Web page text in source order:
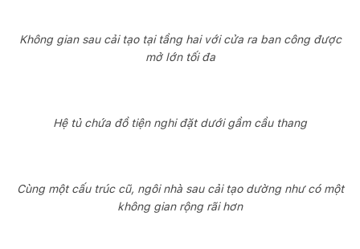
Không gian sau cải tạo tại tầng hai với cửa ra ban công được
mở lớn tối đa
Hệ tủ chứa đồ tiện nghi đặt dưới gầm cầu thang
Cùng một cấu trúc cũ, ngôi nhà sau cải tạo dường như có một
không gian rộng rãi hơn